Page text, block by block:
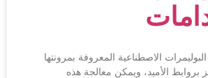
الاصطناعية المعروفة بمرونتها
بروابط الأميد، ويمكن معالجة هذه